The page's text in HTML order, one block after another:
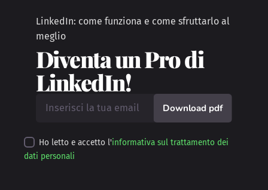
LinkedIn: come funziona e come sfruttarlo al
meglio
Diventa un Pro di
LinkedIn!
Download pdf
Ho letto e accetto l'informativa sul trattamento dei
dati personali